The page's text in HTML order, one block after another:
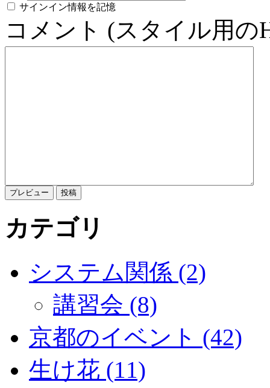
サインイン情報を記憶
コメント (スタイル用
カテゴリ
システム関係 (2)
講習会 (8)
京都のイベント (42)
生け花 (11)